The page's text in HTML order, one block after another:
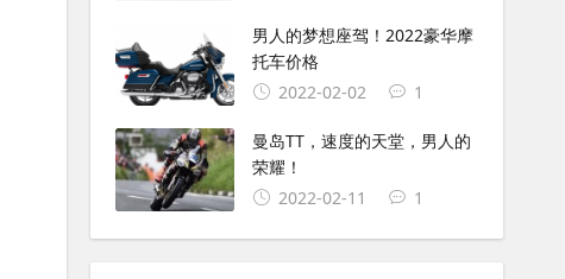
男人的梦想座驾！2022豪华摩
托车价格
2022-02-02
1
曼岛TT，速度的天堂，男人的
荣耀！
2022-02-11
1